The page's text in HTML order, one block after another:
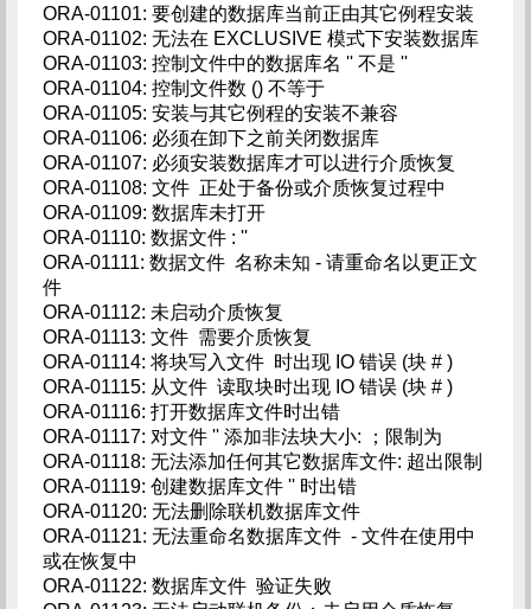
ORA-01101: 要创建的数据库当前正由其它例程安装
ORA-01102: 无法在 EXCLUSIVE 模式下安装数据库
ORA-01103: 控制文件中的数据库名 '' 不是 ''
ORA-01104: 控制文件数 () 不等于
ORA-01105: 安装与其它例程的安装不兼容
ORA-01106: 必须在卸下之前关闭数据库
ORA-01107: 必须安装数据库才可以进行介质恢复
ORA-01108: 文件 正处于备份或介质恢复过程中
ORA-01109: 数据库未打开
ORA-01110: 数据文件 : ''
ORA-01111: 数据文件 名称未知 - 请重命名以更正文
件
ORA-01112: 未启动介质恢复
ORA-01113: 文件 需要介质恢复
ORA-01114: 将块写入文件 时出现 IO 错误 (块 # )
ORA-01115: 从文件 读取块时出现 IO 错误 (块 # )
ORA-01116: 打开数据库文件时出错
ORA-01117: 对文件 '' 添加非法块大小: ；限制为
ORA-01118: 无法添加任何其它数据库文件: 超出限制
ORA-01119: 创建数据库文件 '' 时出错
ORA-01120: 无法删除联机数据库文件
ORA-01121: 无法重命名数据库文件 - 文件在使用中
或在恢复中
ORA-01122: 数据库文件 验证失败